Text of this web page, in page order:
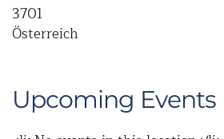
3701
Österreich
Upcoming Events